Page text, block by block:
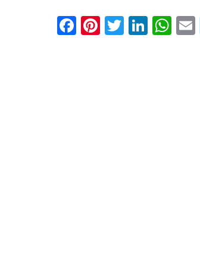
Facebook
Pinterest
Twitter